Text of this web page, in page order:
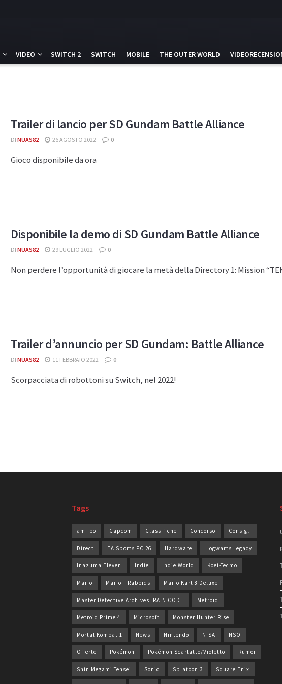
VIDEO SWITCH 2 SWITCH MOBILE THE OUTER WORLD
Trailer di lancio per SD Gundam Battle Alliance
DI NUAS82 26 AGOSTO 2022 0
Gioco disponibile da ora
Disponibile la demo di SD Gundam Battle Alliance
DI NUAS82 29 LUGLIO 2022 0
Non perdere l’opportunità di giocare la metà della Directory 1: Mission
Trailer d’annuncio per SD Gundam: Battle Alliance
DI NUAS82 11 FEBBRAIO 2022 0
Scorpacciata di robottoni su Switch, nel 2022!
Tags
amiibo Capcom Classifiche Concorso Consigli
Direct EA Sports FC 26 Hardware Hogwarts Legacy
Inazuma Eleven Indie Indie World Koei-Tecmo
Mario Mario + Rabbids Mario Kart 8 Deluxe
Master Detective Archives: RAIN CODE Metroid
Metroid Prime 4 Microsoft Monster Hunter Rise
Mortal Kombat 1 News Nintendo NISA NSO
Offerte Pokémon Pokémon Scarlatto/Violetto Rumor
Shin Megami Tensei Sonic Splatoon 3 Square Enix